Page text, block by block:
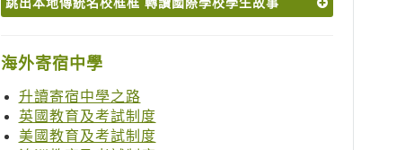
海外寄宿中學
升讀寄宿中學之路
英國教育及考試制度
美國教育及考試制度